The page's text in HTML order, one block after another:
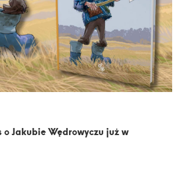
o Jakubie Wędrowyczu już w